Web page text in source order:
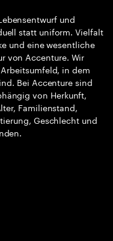
und
statt uniform. Vielfalt
und eine wesentliche
von Accenture. Wir
in dem
Bei Accenture sind
von Herkunft,
Familienstand,
Geschlecht und